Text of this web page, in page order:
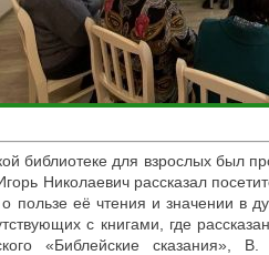
библиотеке для взрослых был
Николаевич рассказал
о пользе её чтения и значении в
с книгами, где
«Библейские сказания», В.